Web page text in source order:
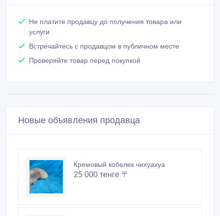
Не платите продавцу до получения товара или
услуги
Встречайтесь с продавцом в публичном месте
Проверяйте товар перед покупкой
Новые объявления продавца
Кремовый кобелек чихуахуа
25 000 тенге 〒